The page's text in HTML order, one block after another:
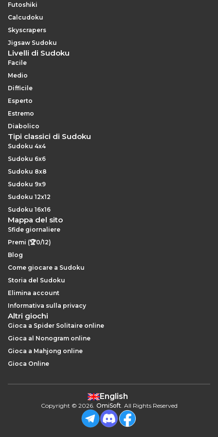
fotografata — è ciò che rende la biforcazione un
metodo affidabile e reversibile, anziché distruttivo.
Futoshiki
Calcudoku
Skyscrapers
Jigsaw Sudoku
Livelli di Sudoku
Facile
Medio
Difficile
Esperto
Estremo
Diabolico
Tipi classici di Sudoku
Sudoku 4x4
Sudoku 6x6
Sudoku 8x8
Sudoku 9x9
Sudoku 12x12
Sudoku 16x16
Mappa del sito
Sfide giornaliere
Premi (🏆0/12)
Blog
Come giocare a Sudoku
Storia del Sudoku
Elimina account
Informativa sulla privacy
Altri giochi
Gioca a Spider Solitaire online
Gioca al Nonogram online
Gioca a Mahjong online
Gioca Online
English
Copyright © 2026. OmiSoft. All Rights Reserved